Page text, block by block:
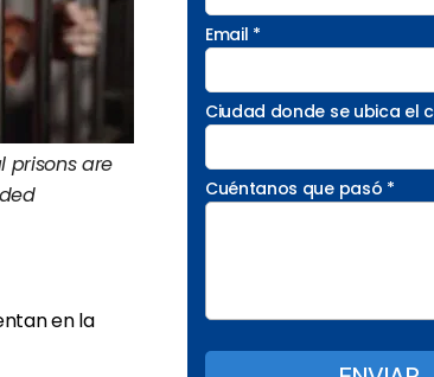
prisons are
en la
Email *
Ciudad donde se ubica el
Cuéntanos que pasó *